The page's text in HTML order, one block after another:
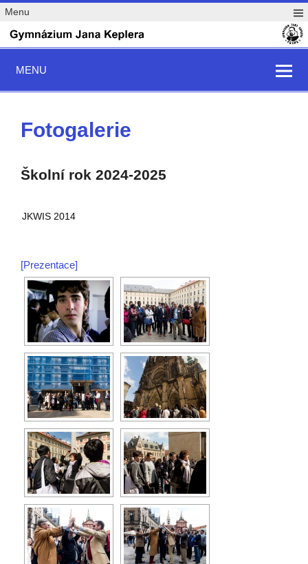
Menu
MENU
Fotogalerie
Školní rok 2024-2025
JKWIS 2014
[Prezentace]